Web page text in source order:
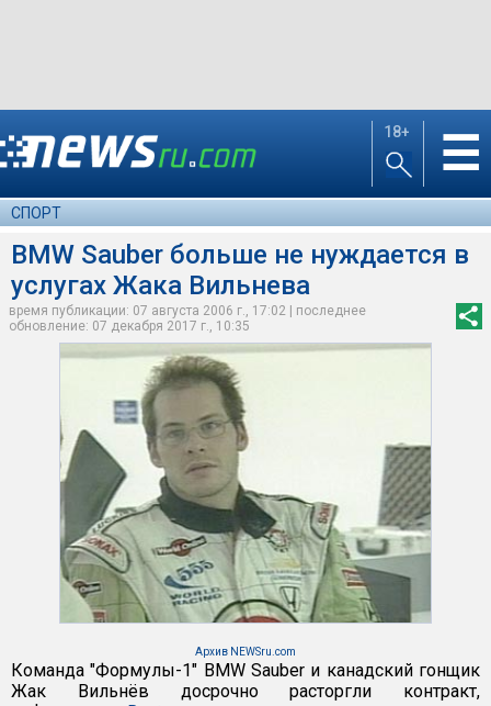
18+ ☰
СПОРТ
BMW Sauber больше не нуждается в
услугах Жака Вильнева
время публикации: 07 августа 2006 г., 17:02 | последнее
обновление: 07 декабря 2017 г., 10:35
Архив NEWSru.com
Команда "Формулы-1" BMW Sauber и канадский гонщик
Жак Вильнёв досрочно расторгли контракт,